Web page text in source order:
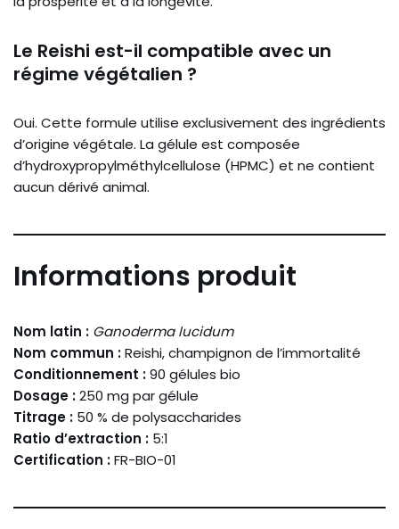
Le Reishi est-il compatible avec un
régime végétalien ?
Oui. Cette formule utilise exclusivement des ingrédients
d’origine végétale. La gélule est composée
d’hydroxypropylméthylcellulose (HPMC) et ne contient
aucun dérivé animal.
Informations produit
Nom latin : Ganoderma lucidum
Nom commun :Reishi, champignon de l’immortalité
Conditionnement :90 gélules bio
Dosage :250 mg par gélule
Titrage : 50 % de polysaccharides
Ratio d’extraction : 5:1
Certification :FR-BIO-01